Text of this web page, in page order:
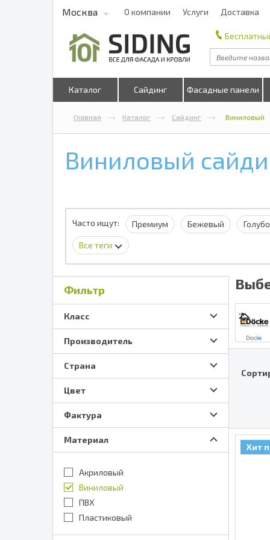
Москва О компании Услуги Доставка
Каталог Сайдинг Фасадные панели
Главная Каталог Сайдинг Виниловый
Виниловый
Часто ищут: Премиум Бежевый
Все теги
Фильтр
Класс
Производитель
Страна
Цвет
Фактура
Материал
Акриловый
Виниловый
ПВХ
Пластиковый
Docke
Хит